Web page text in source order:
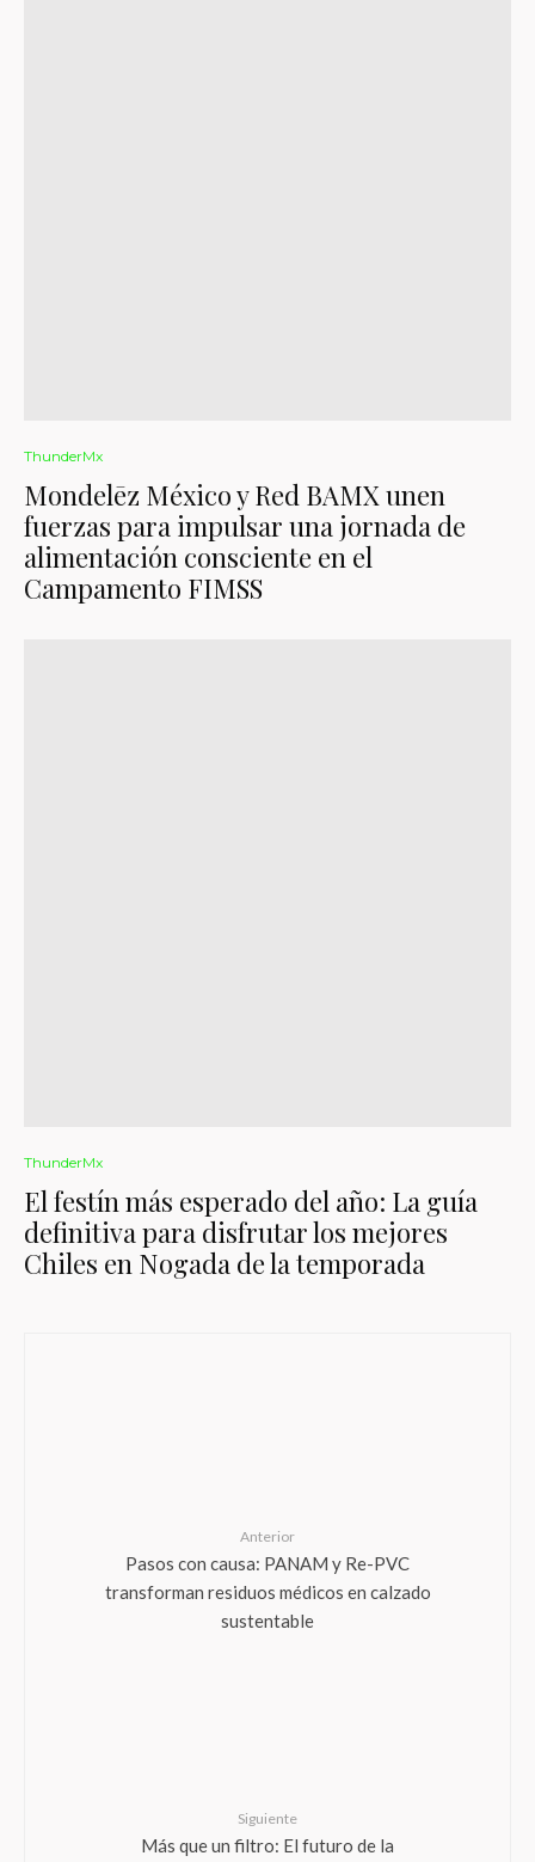
ThunderMx
Mondelēz México y Red BAMX unen
fuerzas para impulsar una jornada de
alimentación consciente en el
Campamento FIMSS
ThunderMx
El festín más esperado del año: La guía
definitiva para disfrutar los mejores
Chiles en Nogada de la temporada
Anterior
Pasos con causa: PANAM y Re-PVC
transforman residuos médicos en calzado
sustentable
Siguiente
Más que un filtro: El futuro de la